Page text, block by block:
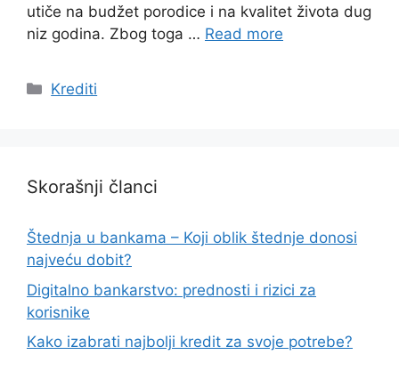
utiče na budžet porodice i na kvalitet života dug
niz godina. Zbog toga … Read more
Categories
Krediti
Skorašnji članci
Štednja u bankama – Koji oblik štednje donosi
najveću dobit?
Digitalno bankarstvo: prednosti i rizici za
korisnike
Kako izabrati najbolji kredit za svoje potrebe?